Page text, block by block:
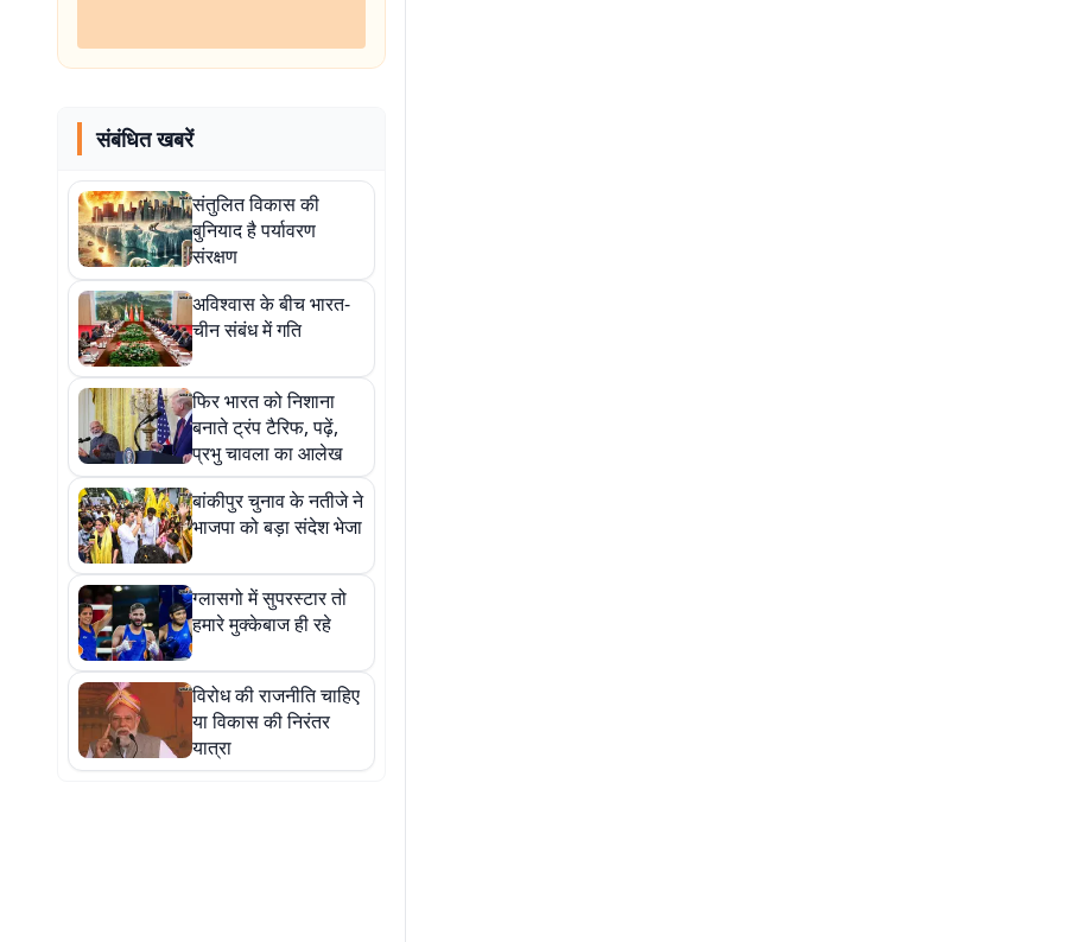
संबंधित खबरें
संतुलित विकास की
बुनियाद है पर्यावरण
संरक्षण
अविश्वास के बीच भारत-
चीन संबंध में गति
फिर भारत को निशाना
बनाते ट्रंप टैरिफ, पढ़ें,
प्रभु चावला का आलेख
बांकीपुर चुनाव के नतीजे ने
भाजपा को बड़ा संदेश भेजा
ग्लासगो में सुपरस्टार तो
हमारे मुक्केबाज ही रहे
विरोध की राजनीति चाहिए
या विकास की निरंतर
यात्रा